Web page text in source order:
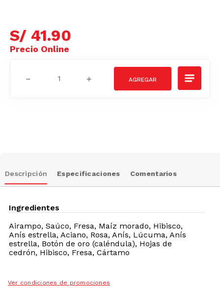
S/ 41.90
＋
－
Descripción Especificaciones Comentarios
Ingredientes
Airampo, Saúco, Fresa, Maíz morado, Hibisco,
Anís estrella, Aciano, Rosa, Anís, Lúcuma, Anís
estrella, Botón de oro (caléndula), Hojas de
cedrón, Hibisco, Fresa, Cártamo
Ver condiciones de promociones